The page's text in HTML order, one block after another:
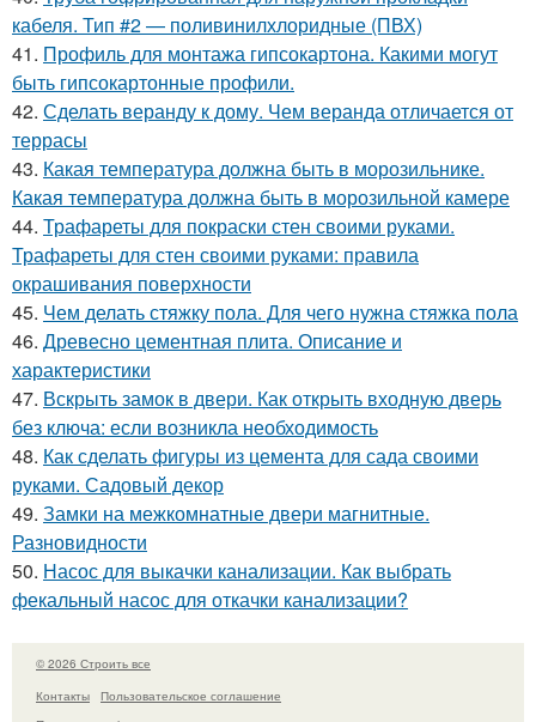
кабеля. Тип #2 — поливинилхлоридные (ПВХ)
41. Профиль для монтажа гипсокартона. Какими могут
быть гипсокартонные профили.
42. Сделать веранду к дому. Чем веранда отличается от
террасы
43. Какая температура должна быть в морозильнике.
Какая температура должна быть в морозильной камере
44. Трафареты для покраски стен своими руками.
Трафареты для стен своими руками: правила
окрашивания поверхности
45. Чем делать стяжку пола. Для чего нужна стяжка пола
46. Древесно цементная плита. Описание и
характеристики
47. Вскрыть замок в двери. Как открыть входную дверь
без ключа: если возникла необходимость
48. Как сделать фигуры из цемента для сада своими
руками. Садовый декор
49. Замки на межкомнатные двери магнитные.
Разновидности
50. Насос для выкачки канализации. Как выбрать
фекальный насос для откачки канализации?
© 2026 Строить все
Контакты
Пользовательское соглашение